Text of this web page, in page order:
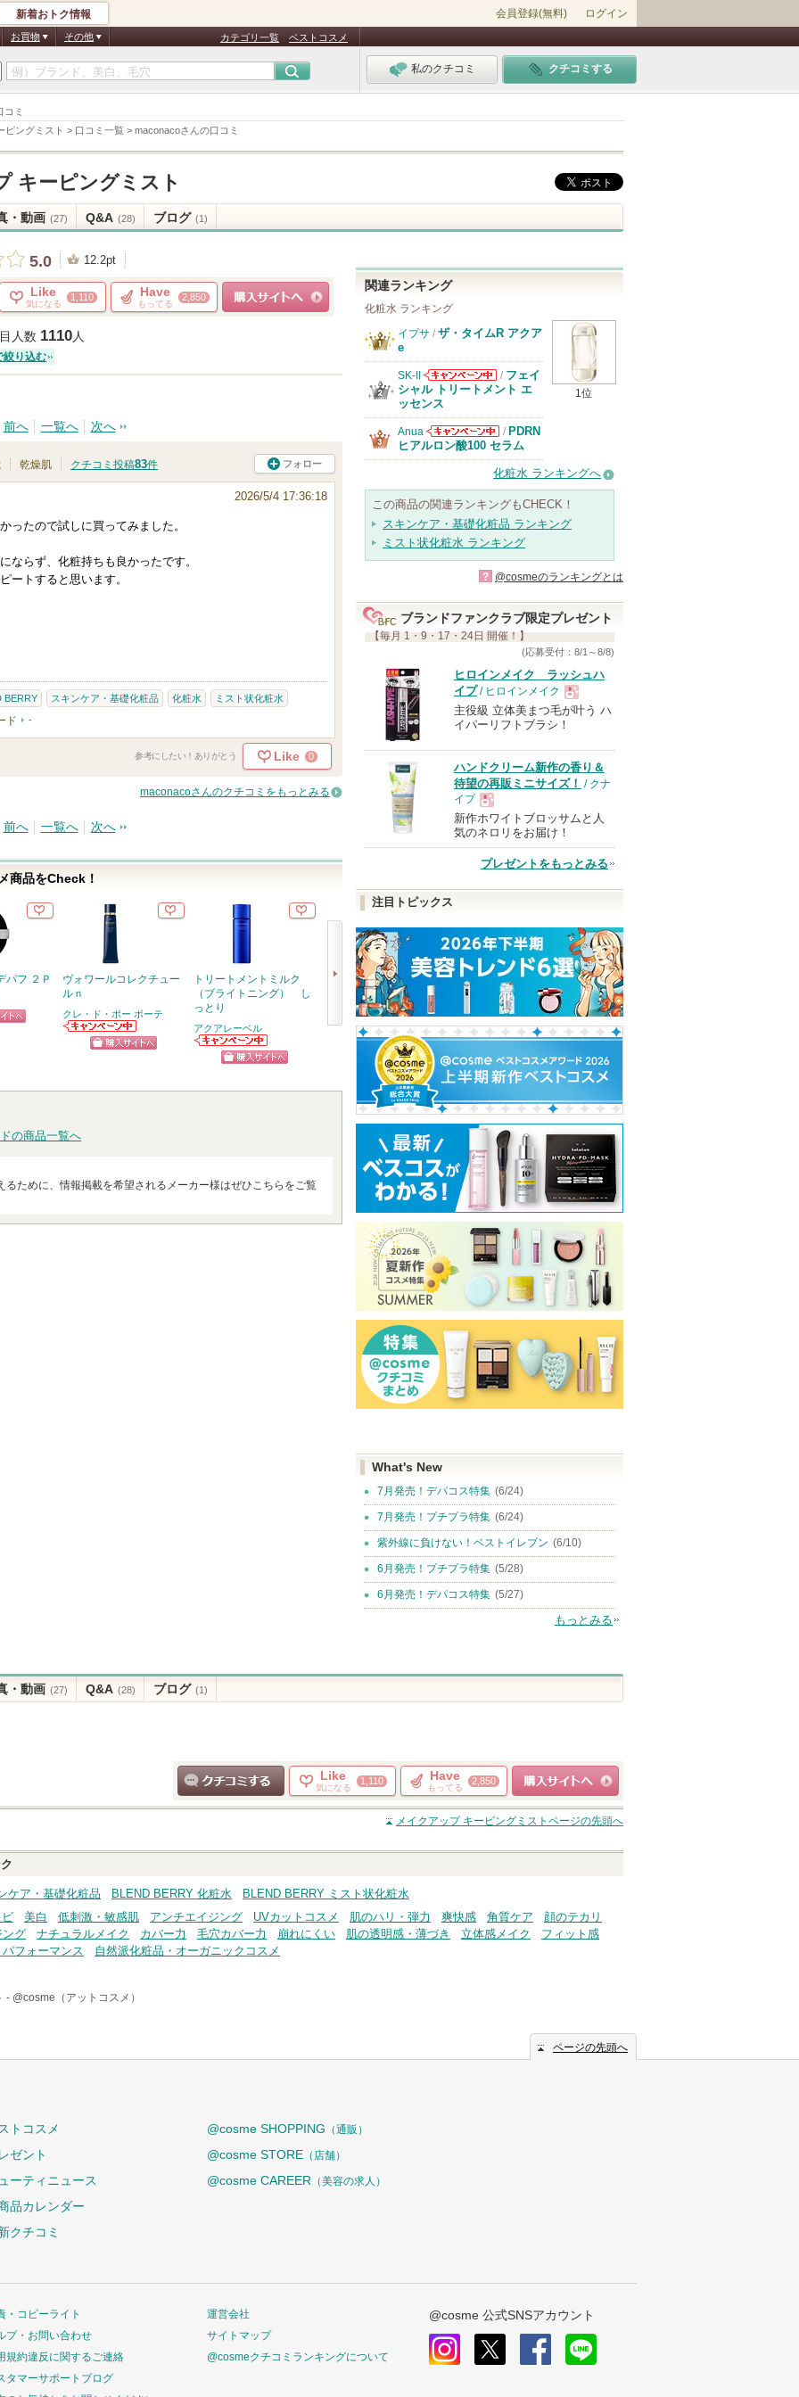
コミ
ピングミスト > 口コミ一覧 > maconacoさんの口コミ
新着おトク情報 会員登録(無料) ログイン
お買物 その他 カテゴリ一覧 ベストコスメ
私のクチコミ クチコミする
キーピングミスト
・動画 (27) Q&A (28) ブログ (1)
5.0 12.2pt
Like
気になる
1,110 Have
もってる
2,850
人数 1110人
絞り込む
前へ 一覧へ 次へ
乾燥肌 クチコミ投稿83件 フォロー
2026/5/4 17:36:18
ったので試しに買ってみました。
ならず、化粧持ちも良かったです。
ートすると思います。
BERRY スキンケア・基礎化粧品 化粧水 ミスト状化粧水
ド -
参考にしたい！ありがとう Like 0
maconacoさんのクチコミをもっとみる
前へ 一覧へ 次へ
商品をCheck！
パフ ２Ｐ
ヴォワールコレクチュー
ルｎ
クレ・ド・ポー ボーテ
クレ・ド・ポー
ボーテからのお
トリートメントミルク
（ブライトニング） し
っとり
アクアレーベル
アクアレーベル
からのお知らせ
オルビス ザ クレンジン
グ オイル
オルビス
ショッピン
グサイトへ
RMK デューイーメルト
リップカラー
RMK
グサイトへ
パウダーブラシＥＸ
ロージーローザ
ショッピン
の商品一覧へ
ために、情報掲載を希望されるメーカー様はぜひこちらをご覧
関連ランキング
化粧水 ランキング
1位
イプサ / ザ・タイムR アクア
e
SK-II
SK-IIからのお
知らせがありま
/ フェイ
シャル トリートメント エ
ッセンス
Anua
Anuaからのお
知らせがありま
/ PDRN
ヒアルロン酸100 セラム
化粧水 ランキングへ
この商品の関連ランキングもCHECK！
スキンケア・基礎化粧品 ランキング
ミスト状化粧水 ランキング
? @cosmeのランキングとは
ブランドファンクラブ限定プレゼント
【毎月 1・9・17・24日 開催！】
(応募受付：8/1～8/8)
ヒロインメイク ラッシュハ
イプ/ ヒロインメイク
現
品
主役級 立体美まつ毛が叶う ハ
イパーリフトブラシ！
ハンドクリーム新作の香り＆
待望の再販ミニサイズ！ / クナ
イプ
現
品
新作ホワイトブロッサムと人
気のネロリをお届け！
プレゼントをもっとみる
注目トピックス
What's New
7月発売！デパコス特集 (6/24)
7月発売！プチプラ特集 (6/24)
紫外線に負けない！ベストイレブン (6/10)
6月発売！プチプラ特集 (5/28)
6月発売！デパコス特集 (5/27)
もっとみる
・動画 (27) Q&A (28) ブログ (1)
クチコミする
Like
気になる
1,110 Have
もってる
2,850
ショッピングサイト
へ
メイクアップ キーピングミスト ページの先頭へ
ケア・基礎化粧品 BLEND BERRY 化粧水
BLEND BERRY ミスト状化粧水
ビ 美白 低刺激・敏感肌 アンチエイジング UVカットコスメ 肌のハリ・弾力 爽快感 角質ケア
顔のテカリ
ング ナチュラルメイク カバー力 毛穴カバー力 崩れにくい 肌の透明感・薄づき 立体感メイク
フィット感
パフォーマンス 自然派化粧品・オーガニックコスメ
- @cosme（アットコスメ）
ページの先頭へ
トコスメ
ゼント
ーティニュース
品カレンダー
クチコミ
@cosme SHOPPING （通販）
@cosme STORE （店舗）
@cosme CAREER （美容の求人）
・コピーライト
プ・お問い合わせ
規約違反に関するご連絡
タマーサポートブログ
運営会社
サイトマップ
@cosmeクチコミランキングについて
@cosme 公式SNSアカウント